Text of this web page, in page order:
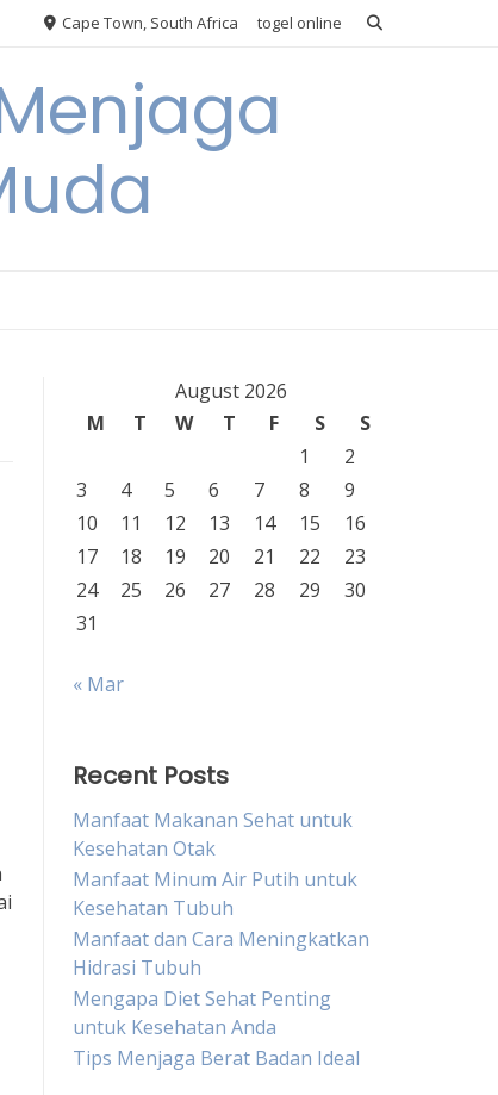
Cape Town, South Africa togel online
August 2026
M
T W T F S
S
1
2
3
4 5 6 7 8
9
10
11 12 13 14 15
16
17
18 19 20 21 22
23
24
25 26 27 28 29
30
31
« Mar
Recent Posts
Manfaat Makanan Sehat untuk
Kesehatan Otak
Manfaat Minum Air Putih untuk
Kesehatan Tubuh
Manfaat dan Cara Meningkatkan
Hidrasi Tubuh
Mengapa Diet Sehat Penting
untuk Kesehatan Anda
Tips Menjaga Berat Badan Ideal